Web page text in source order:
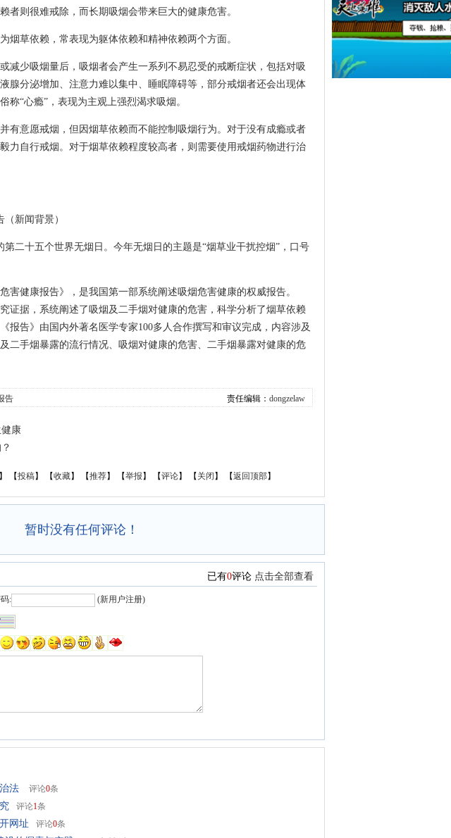
者则很难戒除，而长期吸烟会带来巨大的健康危害。
草依赖，常表现为躯体依赖和精神依赖两个方面。
少吸烟量后，吸烟者会产生一系列不易忍受的戒断症状，包括对吸
腺分泌增加、注意力难以集中、睡眠障碍等，部分戒烟者还会出现体
称“心瘾”，表现为主观上强烈渴求吸烟。
意愿戒烟，但因烟草依赖而不能控制吸烟行为。对于没有成瘾或者
力自行戒烟。对于烟草依赖程度较高者，则需要使用戒烟药物进行治
新闻背景）
十五个世界无烟日。今年无烟日的主题是“烟草业干扰控烟”，口号
健康报告》，是我国第一部系统阐述吸烟危害健康的权威报告。
证据，系统阐述了吸烟及二手烟对健康的危害，科学分析了烟草依赖
报告》由国内外著名医学专家100多人合作撰写和审议完成，内容涉及
二手烟暴露的流行情况、吸烟对健康的危害、二手烟暴露对健康的危
告 责任编辑： dongzelaw
康
【投稿】 【收藏】 【推荐】 【举报 】 【评论】 【 关闭 】 【返回顶部】
暂时没有任何评论！
已有0评论 点击全部查看
: (新用户注册)
法 评论0条
评论1条
网址 评论0条